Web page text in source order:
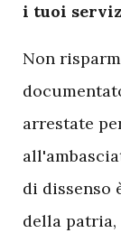
i tuoi
Non
arrestate
di dissenso
della